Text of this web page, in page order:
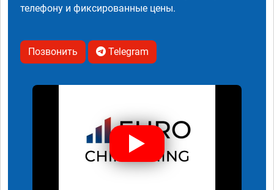
телефону и фиксированные цены.
Позвонить Telegram